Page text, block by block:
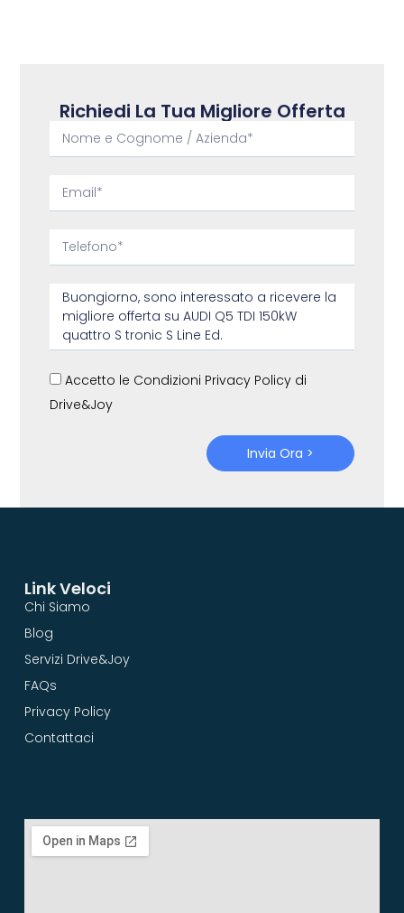
Richiedi La Tua Migliore Offerta
Accetto le Condizioni Privacy Policy di
Drive&Joy
Invia Ora >
Link Veloci
Chi Siamo
Blog
Servizi Drive&Joy
FAQs
Privacy Policy
Contattaci